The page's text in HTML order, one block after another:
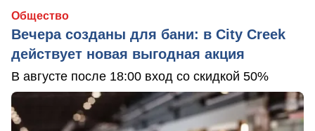
Общество
Вечера созданы для бани: в City Creek
действует новая выгодная акция
В августе после 18:00 вход со скидкой 50%